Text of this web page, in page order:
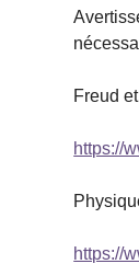
Freud
https://
https://